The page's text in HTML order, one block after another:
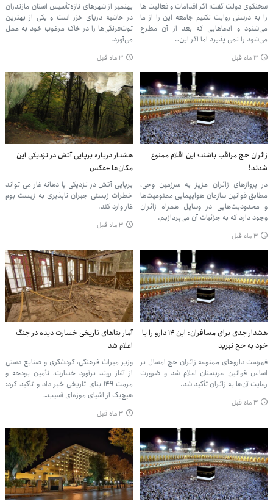
سخنگوی دولت گفت: اگر اقدامات و فعالیت ها
را به درستی روایت نکنیم جامعه این را از ما
می‌شنود و ادعاهایی که بعد از آن مطرح
می‌شود را نمی پذیرد اما اگر این…
۳ ماه قبل
بهنمیر از شهرهای تازه‌تأسیس استان مازندران
در حاشیه دریای خزر است و یکی از بهترین
توت‌فرنگی‌ها را در خاک مرغوب خود به عمل
می‌آورد.
۳ ماه قبل
زائران حج مراقب باشند؛ این اقلام ممنوع
شدند!
در پروازهای زائران عزیز به سرزمین وحی،
مطابق قوانین سازمان هواپیمایی ممنوعیت‌ها
و محدودیت‌هایی در وسایل همراه زائران
وجود دارد که به جزئیات آن می‌پردازیم.
۳ ماه قبل
هشدار درباره برپایی آتش در نزدیکی این
مکان‌ها +عکس
برپایی آتش در نزدیکی یا دهانه غار می تواند
خطرات زیستی جبران ناپذیری به زیست بوم
غار وارد کند.
۳ ماه قبل
هشدار جدی برای مسافران: این ۱۴ دارو را با
خود به حج نبرید
فهرست داروهای ممنوعه زائران حج امسال بر
اساس قوانین عربستان اعلام شد و ضرورت
رعایت آن‌ها به زائران تأکید شد.
۳ ماه قبل
آمار بناهای تاریخی خسارت دیده در جنگ
اعلام شد
وزیر میراث فرهنگی، گردشگری و صنایع دستی
از آغاز روند برآورد خسارت، تأمین بودجه و
مرمت ۱۴۹ بنای تاریخی خبر داد و تأکید کرد:
هیچ‌یک از اشیای موزه‌ای آسیب…
۳ ماه قبل